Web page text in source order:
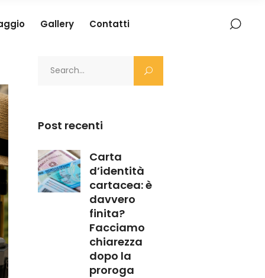
Gallery Contatti
Post recenti
Carta
d’identità
cartacea: è
davvero
finita?
Facciamo
chiarezza
dopo la
proroga